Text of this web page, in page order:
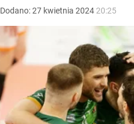
Dodano:27 kwietnia 2024 20:25